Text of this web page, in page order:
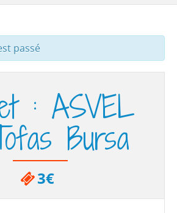
passé
: ASVEL
Bursa
3€